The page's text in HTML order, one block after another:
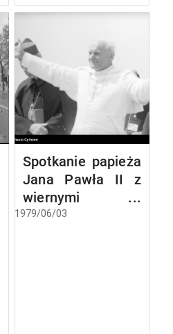
Spotkanie papieża
Jana Pawła II z
wiernymi w
Gębarzewie pod
1979/06/03